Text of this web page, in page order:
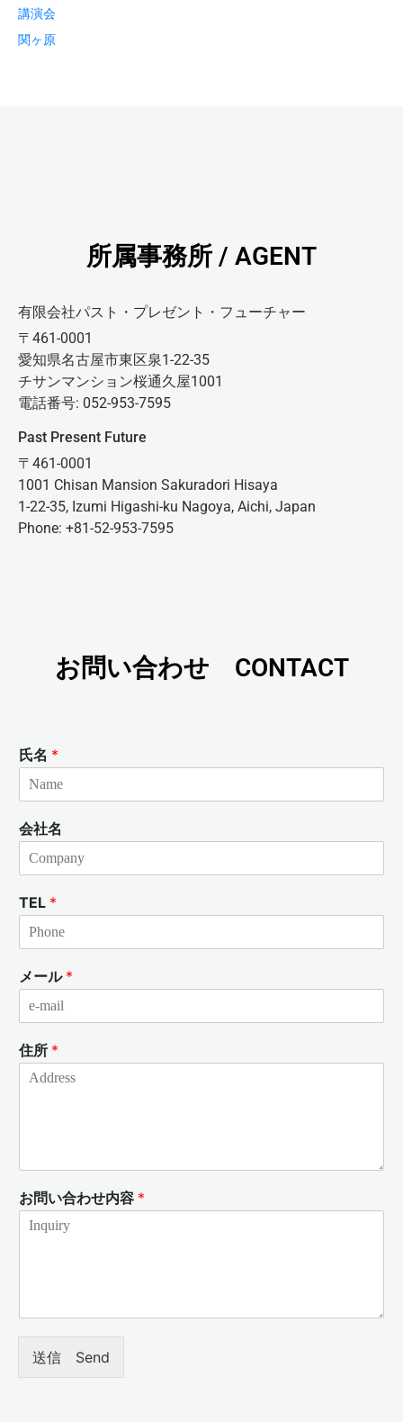
講演会
関ヶ原
所属事務所 / AGENT
有限会社パスト・プレゼント・フューチャー
〒461-0001
愛知県名古屋市東区泉1-22-35
チサンマンション桜通久屋1001
電話番号: 052-953-7595
Past Present Future
〒461-0001
1001 Chisan Mansion Sakuradori Hisaya
1-22-35, Izumi Higashi-ku Nagoya, Aichi, Japan
Phone: +81-52-953-7595
お問い合わせ CONTACT
氏名 *
会社名
TEL *
メール *
住所 *
お問い合わせ内容 *
送信 Send